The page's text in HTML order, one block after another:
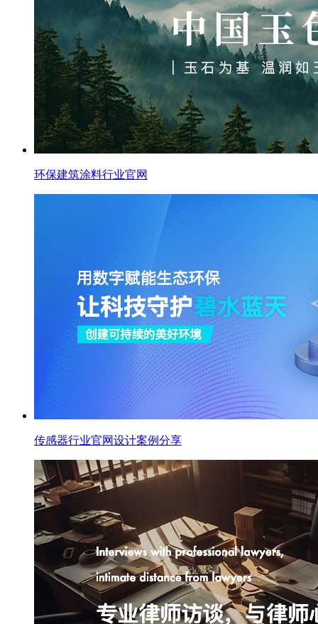
环保建筑涂料行业官网
传感器行业官网设计案例分享